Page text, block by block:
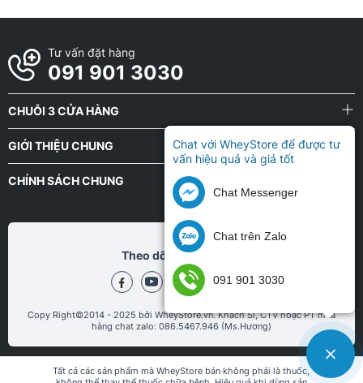
Tư vấn đặt hàng
091 901 3030
CHUỖI 3 CỬA HÀNG
GIỚI THIỆU CHUNG
CHÍNH SÁCH CHUNG
Theo dõi chũng tôi tại
Copy Right©2014 - 2025 bởi WheyStore.vn. Khách Sỉ, CTV hoặc PT mua
hàng chat zalo: 086.5467.946 (Ms.Hương)
Tất cả các sản phẩm mà WheyStore bán không phải là thuốc,
Chat với WheyStore để được tư
vấn hiệu quả và giá tốt
Chat Messenger
Chat trên Zalo
091 901 3030